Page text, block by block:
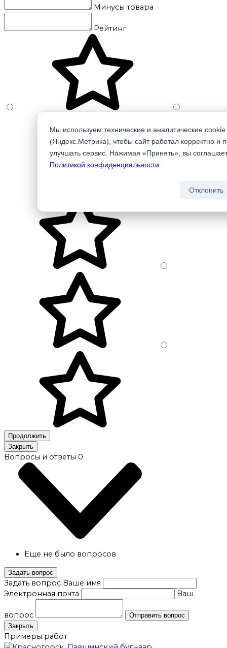
Минусы товара
Рейтинг
Продолжить
Закрыть
Вопросы и ответы 0
Еще не было вопросов
Задать вопрос
Задать вопрос Ваше имя
Электронная почта
Ваш
вопрос
Отправить вопрос
Закрыть
Примеры работ
Мы используем технические и аналитические cookie
(Яндекс.Метрика), чтобы сайт работал корректно и
улучшать сервис. Нажимая «Принять», вы
Политикой конфиденциальности
Отклонить